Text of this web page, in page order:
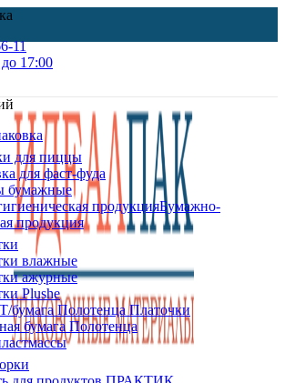
11
17:00
для пиццы
для фаст-фуда
бумажные
Бумажно-
продукция
влажные
ажурные
Plushe
бумага Полотенца Платочки
бумага Полотенца